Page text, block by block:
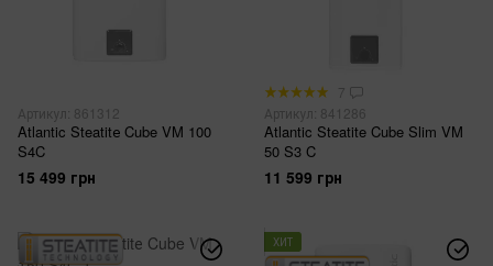
Артикул: 861312
Atlantic Steatitе Cube VM 100
S4C
15 499 грн
7
Артикул: 841286
Atlantic Steatite Cube Slim VM
50 S3 C
11 599 грн
ХИТ